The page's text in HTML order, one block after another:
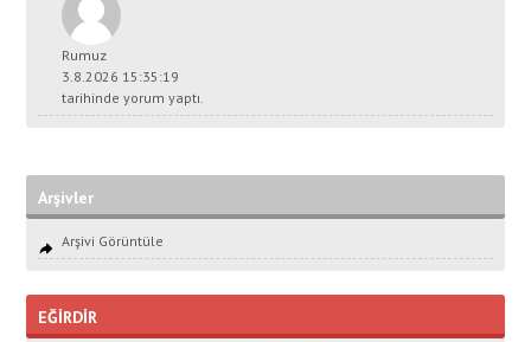
Rumuz
3.8.2026 15:35:19
tarihinde yorum yaptı.
Arşivler
Arşivi Görüntüle
EĞİRDİR